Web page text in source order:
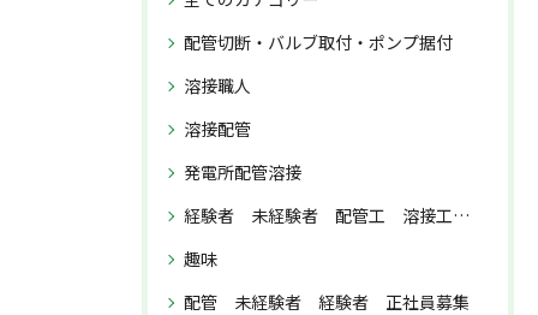
配管切断・バルブ取付・ポンプ据付
溶接職人
溶接配管
発電所配管溶接
経験者 未経験者 配管工 溶接工 正社員募集
趣味
配管 未経験者 経験者 正社員募集